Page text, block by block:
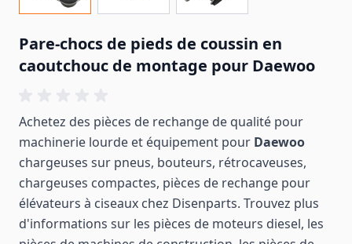
Pare-chocs de pieds de coussin en
caoutchouc de montage pour Daewoo
Achetez des pièces de rechange de qualité pour
machinerie lourde et équipement pour Daewoo
chargeuses sur pneus, bouteurs, rétrocaveuses,
chargeuses compactes, pièces de rechange pour
élévateurs à ciseaux chez Disenparts. Trouvez plus
d'informations sur les pièces de moteurs diesel, les